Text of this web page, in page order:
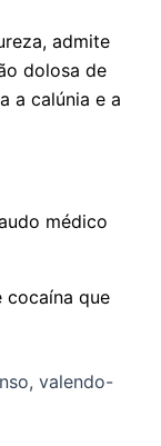
admite
dolosa de
a calúnia e a
médico
cocaína que
valendo-